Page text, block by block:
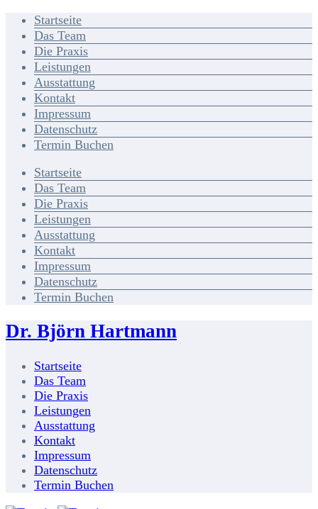
Startseite
Das Team
Die Praxis
Leistungen
Ausstattung
Kontakt
Impressum
Datenschutz
Termin Buchen
Startseite
Das Team
Die Praxis
Leistungen
Ausstattung
Kontakt
Impressum
Datenschutz
Termin Buchen
Dr. Björn Hartmann
Startseite
Das Team
Die Praxis
Leistungen
Ausstattung
Kontakt
Impressum
Datenschutz
Termin Buchen